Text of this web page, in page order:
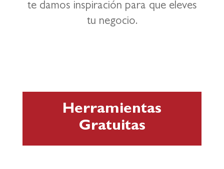
te damos inspiración para que eleves
tu negocio.
Herramientas
Gratuitas